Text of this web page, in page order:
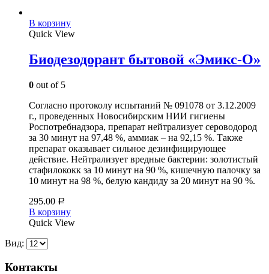
В корзину
Quick View
Биодезодорант бытовой «Эмикс-О»
0 out of 5
Согласно протоколу испытаний № 091078 от 3.12.2009
г., проведенных Новосибирским НИИ гигиены
Роспотребнадзора, препарат нейтрализует сероводород
за 30 минут на 97,48 %, аммиак – на 92,15 %. Также
препарат оказывает сильное дезинфицирующее
действие. Нейтрализует вредные бактерии: золотистый
стафилококк за 10 минут на 90 %, кишечную палочку за
10 минут на 98 %, белую кандиду за 20 минут на 90 %.
295.00 Р
В корзину
Quick View
Вид:
Контакты